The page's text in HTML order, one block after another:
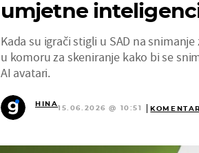
umjetne
Kada su igrači stigli u SAD na
u komoru za skeniranje kako bi se
AI avatari.
HINA
15.06.2026 @ 10:51